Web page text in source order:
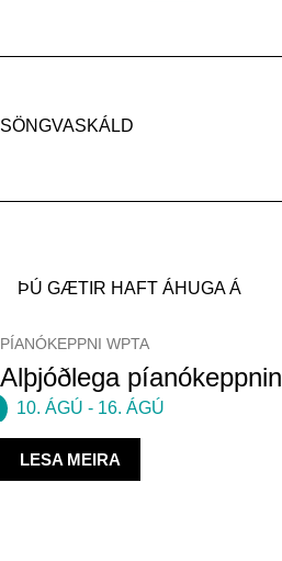
SÖNGVASKÁLD
ÞÚ GÆTIR HAFT ÁHUGA Á
PÍANÓKEPPNI WPTA
Alþjóðlega píanókeppnin
10. ÁGÚ - 16. ÁGÚ
LESA MEIRA